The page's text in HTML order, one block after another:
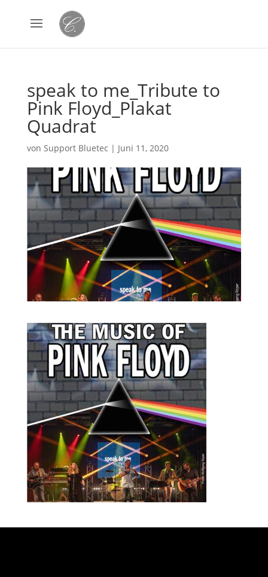
speak to me_Tribute to
Pink Floyd_Plakat
Quadrat
von Support Bluetec | Juni 11, 2020